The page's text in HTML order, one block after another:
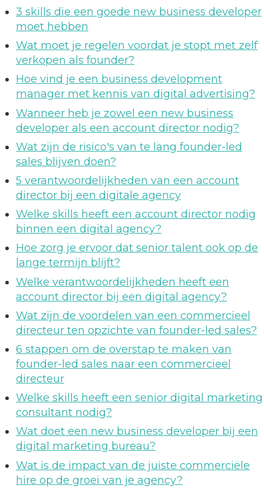
3 skills die een goede new business developer
moet hebben
Wat moet je regelen voordat je stopt met zelf
verkopen als founder?
Hoe vind je een business development
manager met kennis van digital advertising?
Wanneer heb je zowel een new business
developer als een account director nodig?
Wat zijn de risico's van te lang founder-led
sales blijven doen?
5 verantwoordelijkheden van een account
director bij een digitale agency
Welke skills heeft een account director nodig
binnen een digital agency?
Hoe zorg je ervoor dat senior talent ook op de
lange termijn blijft?
Welke verantwoordelijkheden heeft een
account director bij een digital agency?
Wat zijn de voordelen van een commercieel
directeur ten opzichte van founder-led sales?
6 stappen om de overstap te maken van
founder-led sales naar een commercieel
directeur
Welke skills heeft een senior digital marketing
consultant nodig?
Wat doet een new business developer bij een
digital marketing bureau?
Wat is de impact van de juiste commerciële
hire op de groei van je agency?